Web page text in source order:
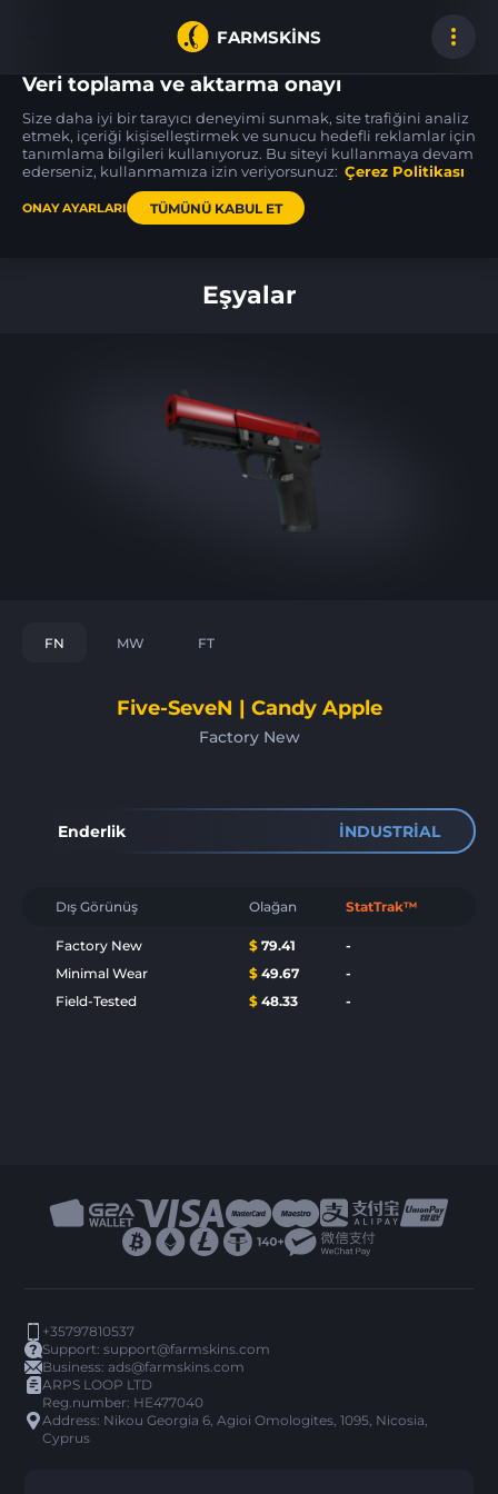
FARMSKINS
2
Desert Eagle
Serpent Strike BS
P250
Cassette MW
USP-S
Flashback
Eşyalar
FN MW FT
Five-SeveN | Candy Apple
Factory New
Enderlik INDUSTRIAL
Dış Görünüş Olağan StatTrak™
Factory New $ 79.41
-
Minimal Wear
$ 49.67
-
Field-Tested
$ 48.33 -
+35797810537
Support:support@farmskins.com
Business:ads@farmskins.com
ARPS LOOP LTD
Reg.number: HE477040
Address: Nikou Georgia 6, Agioi Omologites, 1095, Nicosia,
Cyprus
Veri toplama ve aktarma onayı
Size daha iyi bir tarayıcı deneyimi sunmak, site trafiğini analiz
etmek, içeriği kişiselleştirmek ve sunucu hedefli reklamlar için
tanımlama bilgileri kullanıyoruz. Bu siteyi kullanmaya devam
ederseniz, kullanmamıza izin veriyorsunuz: Çerez Politikası
ONAY AYARLARI TÜMÜNÜ KABUL ET